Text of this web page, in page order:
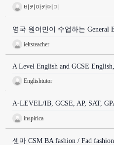
비키아카데미
영국 원어민이 수업하는 General
ieltsteacher
A Level English and GCSE
Englishtutor
A-LEVEL/IB, GCSE, AP, SAT,
inspirica
센마 CSM BA fashion / Fad